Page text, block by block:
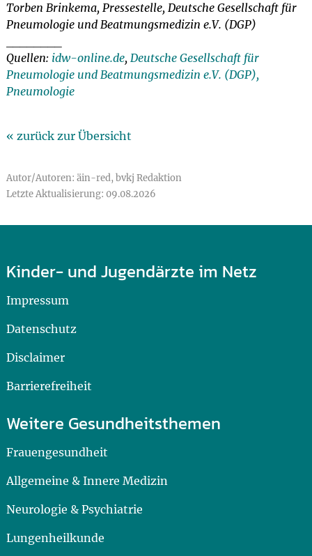
Torben Brinkema, Pressestelle, Deutsche Gesellschaft für
Pneumologie und Beatmungsmedizin e.V. (DGP)
Quellen: idw-online.de, Deutsche Gesellschaft für
Pneumologie und Beatmungsmedizin e.V. (DGP),
Pneumologie
« zurück zur Übersicht
Autor/Autoren: äin-red, bvkj Redaktion
Letzte Aktualisierung: 09.08.2026
Kinder- und Jugendärzte im Netz
Impressum
Datenschutz
Disclaimer
Barrierefreiheit
Weitere Gesundheitsthemen
Frauengesundheit
Allgemeine & Innere Medizin
Neurologie & Psychiatrie
Lungenheilkunde